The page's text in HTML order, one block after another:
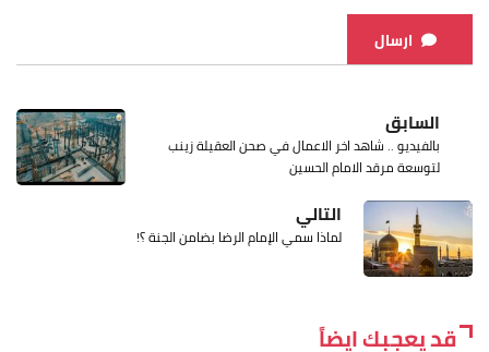
ارسال
السابق
بالفيديو .. شاهد اخر الاعمال في صحن العقيلة زينب
لتوسعة مرقد الامام الحسين
التالي
لماذا سمي الإمام الرضا بضامن الجنة ؟!
قد يعجبك ايضاً